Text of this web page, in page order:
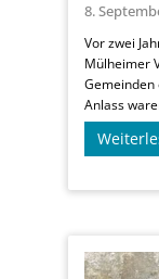
8.
Vor zwei
Mülheimer
Anlass